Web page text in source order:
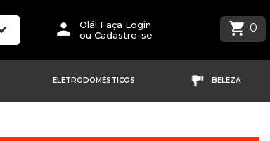
Olá! Faça Login
ou Cadastre-se
0
ELETRODOMÉSTICOS BELEZA